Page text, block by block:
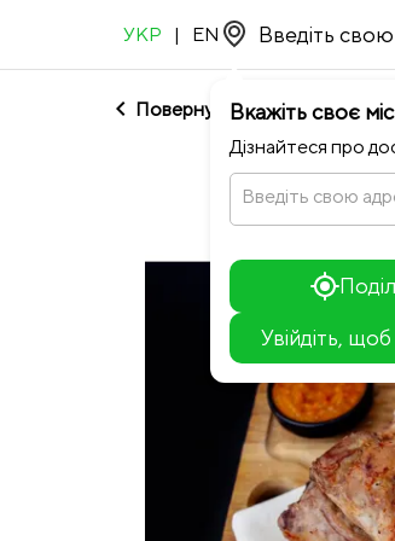
УКР | EN
Вкажіть своє
Дізнайтеся про
Введіть свою
Увійдіть,
+
−
chevron_left Повернутися до М'ясо з